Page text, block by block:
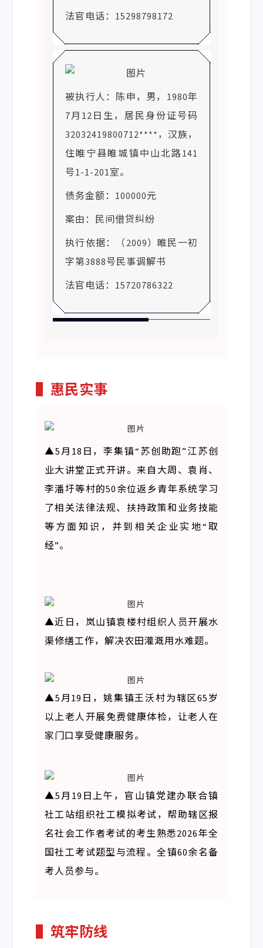
法官电话：15298798172
被执行人：陈申，男，1980年
7月12日生，居民身份证号码
32032419800712****，汉族，
住睢宁县睢城镇中山北路141
号1-1-201室。
债务金额：100000元
案由：民间借贷纠纷
执行依据：（2009）睢民一初
字第3888号民事调解书
法官电话：15720786322
惠民实事
▲5月18日，李集镇“苏创助跑”江苏创
业大讲堂正式开讲。来自大周、袁肖、
李潘圩等村的50余位返乡青年系统学习
了相关法律法规、扶持政策和业务技能
等方面知识，并到相关企业实地“取
经”。
▲近日，岚山镇袁楼村组织人员开展水
渠修缮工作，解决农田灌溉用水难题。
▲5月19日，姚集镇王沃村为辖区65岁
以上老人开展免费健康体检，让老人在
家门口享受健康服务。
▲5月19日上午，官山镇党建办联合镇
社工站组织社工模拟考试，帮助辖区报
名社会工作者考试的考生熟悉2026年全
国社工考试题型与流程。全镇60余名备
考人员参与。
▌筑牢防线